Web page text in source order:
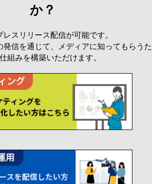
か？
スリリース配信が可能です。
発信を通じて、メディアに知ってもらうた
組みを構築いただけます。